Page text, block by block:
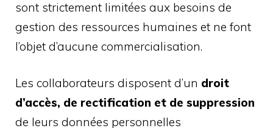
sont strictement limitées aux besoins de
gestion des ressources humaines et ne font
l’objet d’aucune commercialisation.
Les collaborateurs disposent d’un droit
d’accès, de rectification et de suppression
de leurs données personnelles